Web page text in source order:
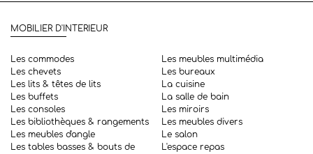
MOBILIER D'INTERIEUR
Les commodes
Les chevets
Les lits & têtes de lits
Les buffets
Les consoles
Les bibliothèques & rangements
Les meubles d'angle
Les tables basses & bouts de
Les meubles multimédia
Les bureaux
La cuisine
La salle de bain
Les miroirs
Les meubles divers
Le salon
L'espace repas